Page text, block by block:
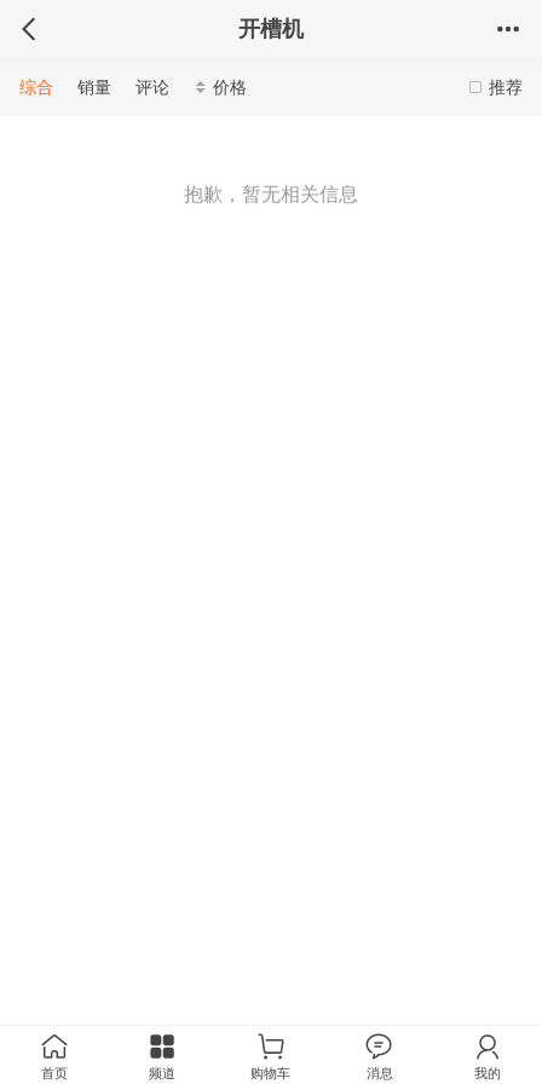
开槽机
推荐
综合 销量 评论 价格
抱歉，暂无相关信息
首页 频道 购物车 消息 我的